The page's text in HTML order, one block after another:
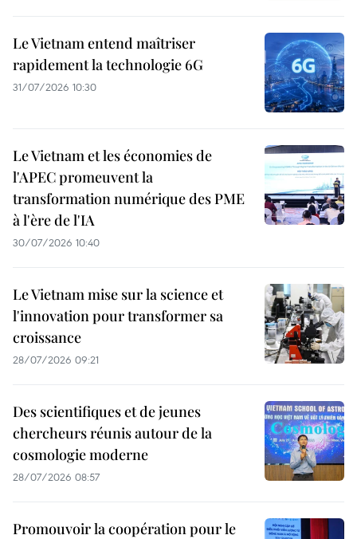
Le Vietnam entend maîtriser
rapidement la technologie 6G
31/07/2026 10:30
Le Vietnam et les économies de
l'APEC promeuvent la
transformation numérique des PME
à l'ère de l'IA
30/07/2026 10:40
Le Vietnam mise sur la science et
l'innovation pour transformer sa
croissance
28/07/2026 09:21
Des scientifiques et de jeunes
chercheurs réunis autour de la
cosmologie moderne
28/07/2026 08:57
Promouvoir la coopération pour le